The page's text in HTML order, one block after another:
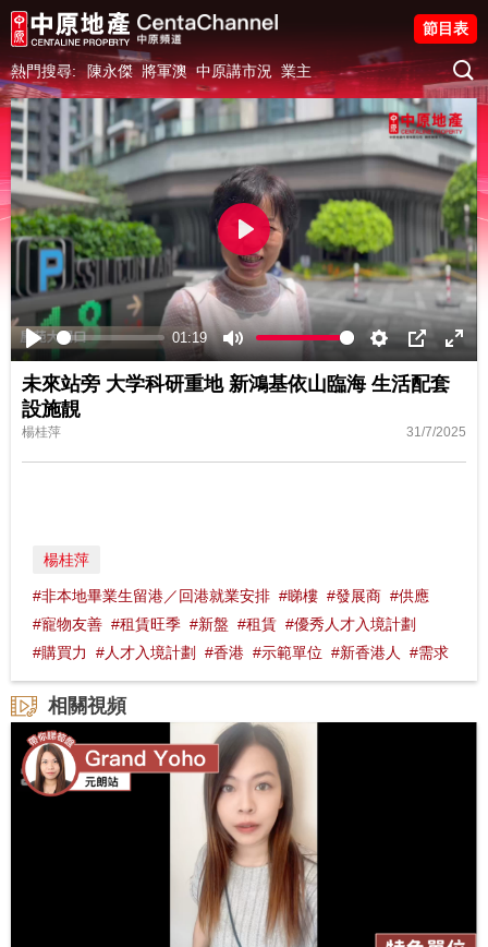
熱門搜尋: 陳永傑 將軍澳 中原講市況 業主
節目表
Play
01:19
Mute Settings
PIP
Play
未來站旁 大学科研重地 新鴻基依山臨海 生活配套
設施靚
楊桂萍 31/7/2025
楊桂萍
#非本地畢業生留港／回港就業安排 #睇樓 #發展商 #供應
#寵物友善 #租賃旺季 #新盤 #租賃 #優秀人才入境計劃
#購買力
#人才入境計劃 #香港 #示範單位 #新香港人 #需求
相關視頻